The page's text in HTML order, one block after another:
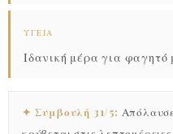
ΥΓΕΊΑ
Ιδανική μέρα για
✦ Συμβουλή 31/5: